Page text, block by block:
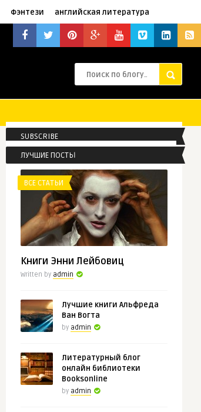
Фэнтези английская литература
SUBSCRIBE
ЛУЧШИЕ ПОСТЫ
ВСЕ СТАТЬИ
Книги Энни Лейбовиц
Written by admin
Лучшие книги Альфреда
Ван Вогта
by admin
Литературный блог
онлайн библиотеки
Booksonline
by admin